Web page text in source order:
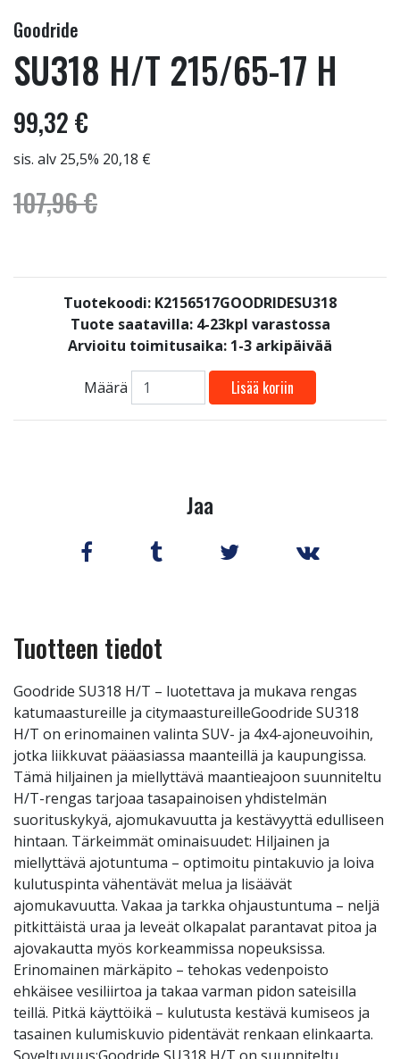
Goodride
SU318 H/T 215/65-17 H
99,32 €
sis. alv 25,5% 20,18 €
107,96 €
Tuotekoodi: K2156517GOODRIDESU318
Tuote saatavilla: 4-23kpl varastossa
Arvioitu toimitusaika: 1-3 arkipäivää
Määrä Lisää koriin
Jaa
Tuotteen tiedot
Goodride SU318 H/T – luotettava ja mukava rengas
katumaastureille ja citymaastureilleGoodride SU318
H/T on erinomainen valinta SUV- ja 4x4-ajoneuvoihin,
jotka liikkuvat pääasiassa maanteillä ja kaupungissa.
Tämä hiljainen ja miellyttävä maantieajoon suunniteltu
H/T-rengas tarjoaa tasapainoisen yhdistelmän
suorituskykyä, ajomukavuutta ja kestävyyttä edulliseen
hintaan. Tärkeimmät ominaisuudet: Hiljainen ja
miellyttävä ajotuntuma – optimoitu pintakuvio ja loiva
kulutuspinta vähentävät melua ja lisäävät
ajomukavuutta. Vakaa ja tarkka ohjaustuntuma – neljä
pitkittäistä uraa ja leveät olkapalat parantavat pitoa ja
ajovakautta myös korkeammissa nopeuksissa.
Erinomainen märkäpito – tehokas vedenpoisto
ehkäisee vesiliirtoa ja takaa varman pidon sateisilla
teillä. Pitkä käyttöikä – kulutusta kestävä kumiseos ja
tasainen kulumiskuvio pidentävät renkaan elinkaarta.